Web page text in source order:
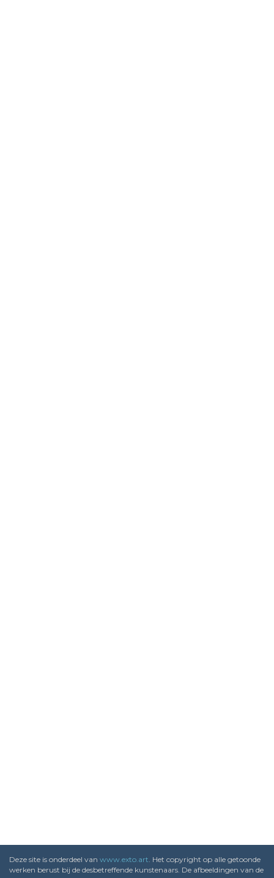
Deze site is onderdeel van www.exto.art. Het copyright op alle getoonde
werken berust bij de desbetreffende kunstenaars. De afbeeldingen van de